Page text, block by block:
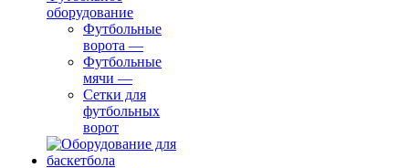
оборудование
Футбольные
ворота —
Футбольные
мячи —
Сетки для
футбольных
ворот